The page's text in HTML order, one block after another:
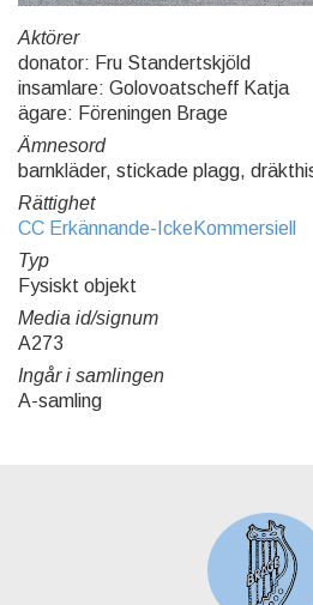
Aktörer
donator: Fru Standertskjöld
insamlare: Golovoatscheff Katja
ägare: Föreningen Brage
Ämnesord
barnkläder, stickade plagg,
Rättighet
CC Erkännande-IckeKommersiell
Typ
Fysiskt objekt
Media id/signum
A273
Ingår i samlingen
A-samling